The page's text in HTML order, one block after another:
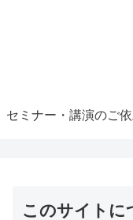
セミナー・講演のご
このサイトに